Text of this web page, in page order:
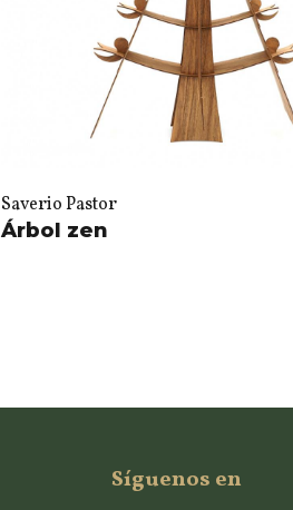
Saverio Pastor
Árbol zen
Síguenos en